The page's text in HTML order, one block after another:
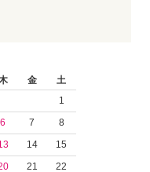
金
土
1
6 7
8
14
15
21
22